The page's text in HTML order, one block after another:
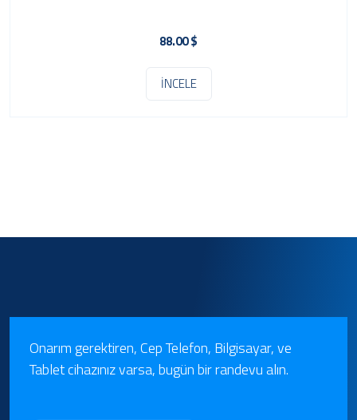
88.00 $
İNCELE
Onarım gerektiren, Cep Telefon, Bilgisayar, ve
Tablet cihazınız varsa, bugün bir randevu alın.